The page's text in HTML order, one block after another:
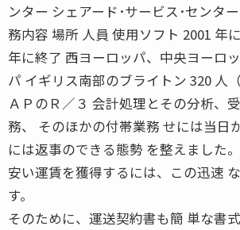
ンター シェアード･サービス･センタ
務内容 場所 人員 使用ソフト 2001 年
年に終了 西ヨーロッパ、中央ヨーロ
パ イギリス南部のブライトン 320 人
ＡＰのＲ／３ 会計処理とその分析、
務、 そのほかの付帯業務 せには当日
には返事のできる態勢 を整えました。
安い運賃を獲得するには、この迅速
す。
そのために、運送契約書も簡 単な書